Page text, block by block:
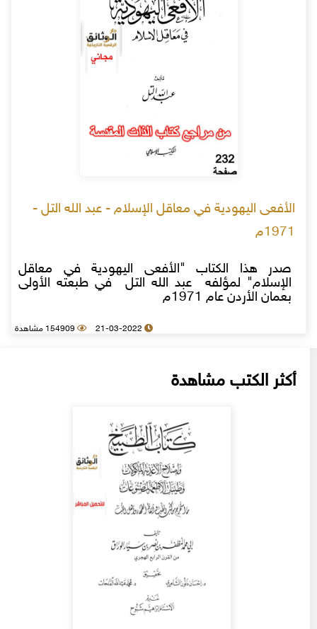
الأفعى اليهودية في معاقل الإسلام - عبد الله التل -
1971م
صدر هذا الكتاب "الأفعى اليهودية في معاقل
الإسلام" لمؤلفه عبد الله التل في طبعته الأولى
بعمان الأردن عام 1971م
21-03-2022 154909 مشاهدة
أكثر الكتب مشاهدة